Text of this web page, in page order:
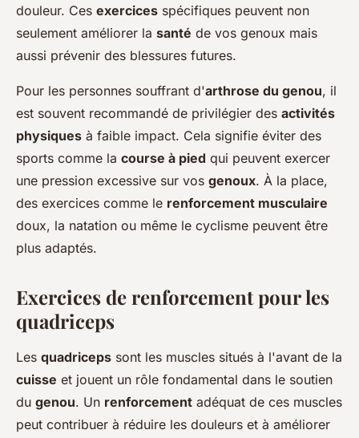
douleur. Ces exercices spécifiques peuvent non
seulement améliorer la santé de vos genoux mais
aussi prévenir des blessures futures.
Pour les personnes souffrant d'arthrose du genou, il
est souvent recommandé de privilégier des activités
physiques à faible impact. Cela signifie éviter des
sports comme la course à pied qui peuvent exercer
une pression excessive sur vos genoux. À la place,
des exercices comme le renforcement musculaire
doux, la natation ou même le cyclisme peuvent être
plus adaptés.
Exercices de renforcement pour les
quadriceps
Les quadriceps sont les muscles situés à l'avant de la
cuisse et jouent un rôle fondamental dans le soutien
du genou. Un renforcement adéquat de ces muscles
peut contribuer à réduire les douleurs et à améliorer